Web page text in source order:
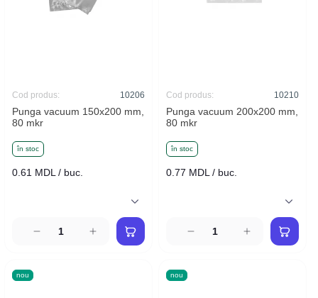
în stoc
Punga vacuum 150x200 mm,
80 mkr
Cod produs: 10206
0.61 MDL / buc.
în stoc
Punga vacuum 200x200 mm,
80 mkr
Cod produs: 10210
0.77 MDL / buc.
nou nou